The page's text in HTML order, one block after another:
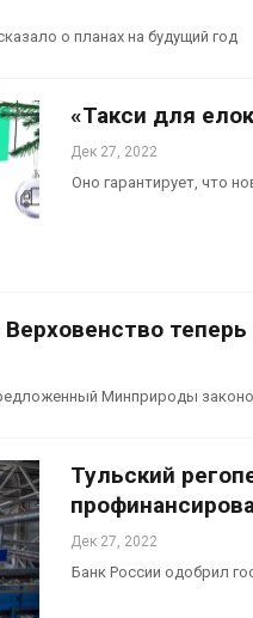
о планах на будущий год
«Такси для
Дек 27, 2022
Оно гарантирует, что
теперь
Минприроды
Тульский
Дек 27, 2022
Банк России одобрил